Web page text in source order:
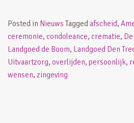
Posted in Nieuws Taggedafscheid,
ceremonie, condoleance, crematie,
Landgoed de Boom, Landgoed Den
Uitvaartzorg, overlijden, persoonlijk,
wensen, zingeving